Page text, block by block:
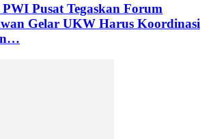
Pusat Tegaskan Forum
Gelar UKW Harus Koordinasi